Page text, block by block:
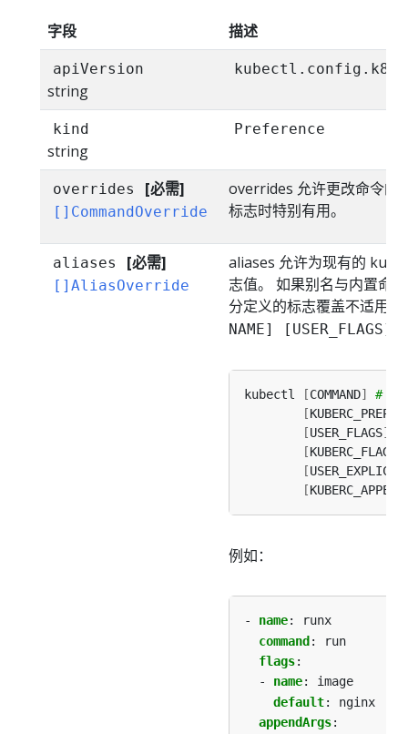
字段 描述
apiVersion
string
kind
string
Preference
overrides [必需]
[]CommandOverride
overrides 允许更改命令的
标志时特别有用。
aliases [必需]
[]AliasOverride
aliases 允许为现有的
志值。 如果别名与内置命
分定义的标志覆盖不适用
NAME] [USER_FLAGS]
kubectl [COMMAND]
# 别
[
[USER_FLAGS]
[KUBERC_FLAGS
[
[
例如：
- name:
runx
command :
run
flags:
- name:
image
default:
nginx
appendArgs: